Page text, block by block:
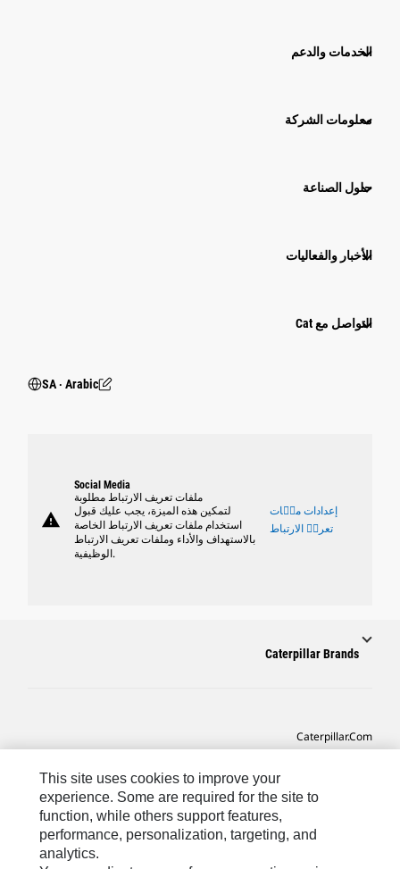
الخدمات والدعم
معلومات الشركة
حلول الصناعة
الأخبار والفعاليات
التواصل مع Cat
SA ‧ Arabic
warning
Social Media
ملفات تعريف الارتباط مطلوبة
لتمكين هذه الميزة، يجب عليك قبول
استخدام ملفات تعريف الارتباط الخاصة
بالاستهداف والأداء وملفات تعريف الارتباط
الوظيفية.
إعدادات ملٝات
تعريٝ الارتباط
Caterpillar Brands
Caterpillar.com
تفضيلات التسويق الخاصة بي
This site uses cookies to improve your
experience. Some are required for the site to
function, while others support features,
performance, personalization, targeting, and
analytics.